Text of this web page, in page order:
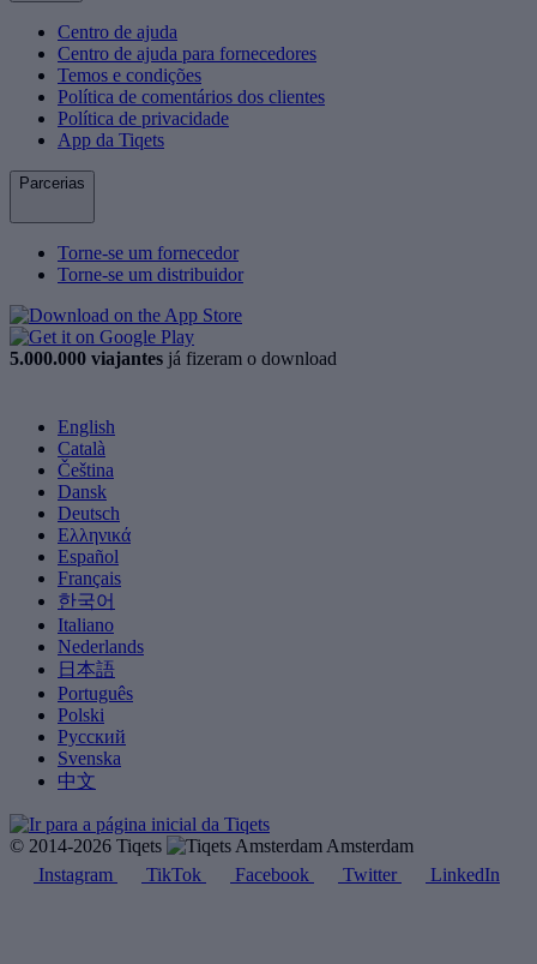
Centro de ajuda
Centro de ajuda para fornecedores
Temos e condições
Política de comentários dos clientes
Política de privacidade
App da Tiqets
Parcerias
Torne-se um fornecedor
Torne-se um distribuidor
5.000.000 viajantes já fizeram o download
English
Català
Čeština
Dansk
Deutsch
Ελληνικά
Español
Français
한국어
Italiano
Nederlands
日本語
Português
Polski
Русский
Svenska
中文
© 2014-2026 Tiqets
Amsterdam
Instagram
TikTok Facebook Twitter LinkedIn